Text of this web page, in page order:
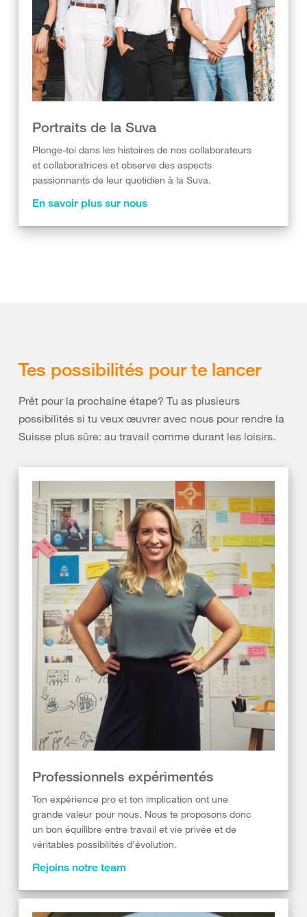
Portraits de la Suva
Plonge-toi dans les histoires de nos collaborateurs
et collaboratrices et observe des aspects
passionnants de leur quotidien à la Suva.
En savoir plus sur nous
Tes possibilités pour te lancer
Prêt pour la prochaine étape? Tu as plusieurs
possibilités si tu veux œuvrer avec nous pour rendre la
Suisse plus sûre: au travail comme durant les loisirs.
Professionnels expérimentés
Ton expérience pro et ton implication ont une
grande valeur pour nous. Nous te proposons donc
un bon équilibre entre travail et vie privée et de
véritables possibilités d’évolution.
Rejoins notre team